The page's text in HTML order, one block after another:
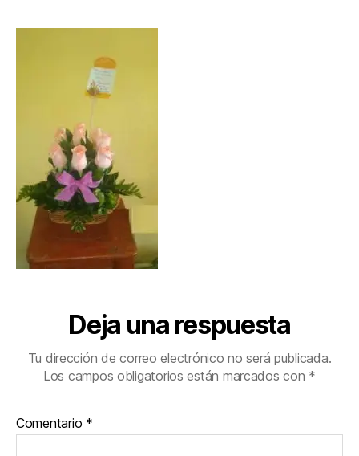
Deja una respuesta
Tu dirección de correo electrónico no será publicada.
Los campos obligatorios están marcados con *
Comentario *